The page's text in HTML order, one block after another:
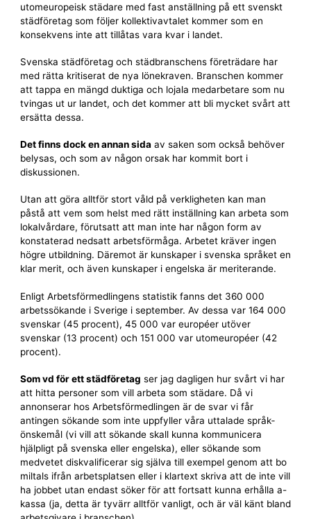
utomeuropeisk städare med fast anställning på ett svenskt
städföretag som följer kollektiv­avtalet kommer som en
konsekvens inte att tillåtas vara kvar i landet.
Svenska städföretag och städbranschens företrädare har
med rätta kritiserat de nya lönekraven. Branschen kommer
att tappa en mängd duktiga och lojala medarbetare som nu
tvingas ut ur landet, och det kommer att bli mycket svårt att
ersätta dessa.
Det finns dock en annan sida av saken som också behöver
belysas, och som av någon orsak har kommit bort i
diskussionen.
Utan att göra alltför stort våld på verkligheten kan man
påstå att vem som helst med rätt inställning kan arbeta som
lokalvårdare, förutsatt att man inte har någon form av
konstaterad nedsatt arbets­förmåga. Arbetet kräver ingen
högre utbildning. Däremot är kunskaper i svenska språket en
klar merit, och även kunskaper i engelska är meriterande.
Enligt Arbetsförmedlingens statistik fanns det 360 000
arbets­sökande i Sverige i september. Av dessa var 164 000
svenskar (45 procent), 45 000 var européer utöver
svenskar (13 procent) och 151 000 var utomeuropéer (42
procent).
Som vd för ett städföretag ser jag dagligen hur svårt vi har
att hitta personer som vill arbeta som städare. Då vi
annonserar hos Arbets­förmedlingen är de svar vi får
antingen sökande som inte uppfyller våra uttalade språk­
önskemål (vi vill att sökande skall kunna kommunicera
hjälpligt på svenska eller engelska), eller sökande som
medvetet diskvalificerar sig själva till exempel genom att bo
miltals ifrån arbetsplatsen eller i klartext skriva att de inte vill
ha jobbet utan endast söker för att fortsatt kunna erhålla a-
kassa (ja, detta är tyvärr alltför vanligt, och är väl känt bland